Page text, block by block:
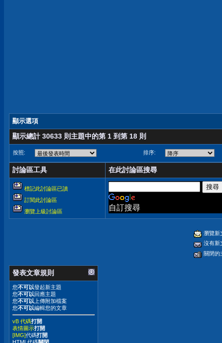
顯示選項
顯示總計 30633 則主題中的第 1 到第 18 則
按照: 排序:
討論區工具 在此討論區搜尋
標記此討論區已讀
訂閱此討論區
瀏覽上級討論區
自訂搜尋
瀏覽新
沒有新
關閉的
發表文章規則
您不可以發起新主題
您不可以回應主題
您不可以 上傳附加檔案
您不可以編輯您的文章
vB 代碼打開
表情圖示打開
[IMG]代碼打開